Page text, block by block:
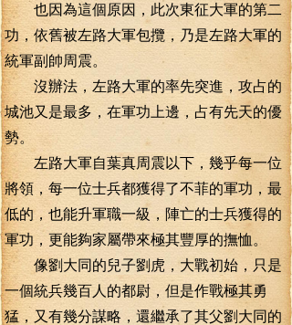
也因為這個原因，此次東征大軍的第二
功，依舊被左路大軍包攬，乃是左路大軍的
統軍副帥周震。
沒辦法，左路大軍的率先突進，攻占的
城池又是最多，在軍功上邊，占有先天的優
勢。
左路大軍自葉真周震以下，幾乎每一位
將領，每一位士兵都獲得了不菲的軍功，最
低的，也能升軍職一級，陣亡的士兵獲得的
軍功，更能夠家屬帶來極其豐厚的撫恤。
像劉大同的兒子劉虎，大戰初始，只是
一個統兵幾百人的都尉，但是作戰極其勇
猛，又有幾分謀略，還繼承了其父劉大同的